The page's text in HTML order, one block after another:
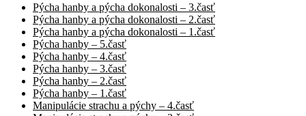
Pýcha hanby a pýcha dokonalosti – 3.časť
Pýcha hanby a pýcha dokonalosti – 2.časť
Pýcha hanby a pýcha dokonalosti – 1.časť
Pýcha hanby – 5.časť
Pýcha hanby – 4.časť
Pýcha hanby – 3.časť
Pýcha hanby – 2.časť
Pýcha hanby – 1.časť
Manipulácie strachu a pýchy – 4.časť